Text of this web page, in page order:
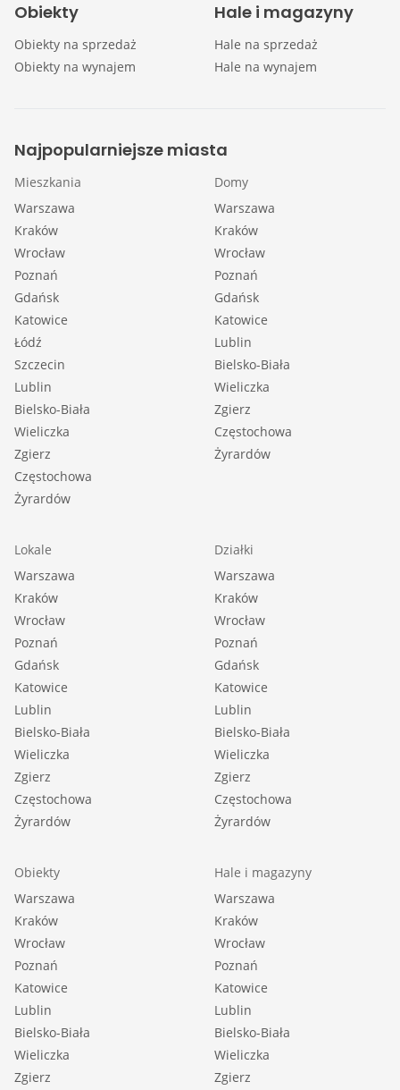
Obiekty
Obiekty na sprzedaż
Obiekty na wynajem
Hale i magazyny
Hale na sprzedaż
Hale na wynajem
Najpopularniejsze miasta
Mieszkania
Warszawa
Kraków
Wrocław
Poznań
Gdańsk
Katowice
Łódź
Szczecin
Lublin
Bielsko-Biała
Wieliczka
Zgierz
Częstochowa
Żyrardów
Domy
Warszawa
Kraków
Wrocław
Poznań
Gdańsk
Katowice
Lublin
Bielsko-Biała
Wieliczka
Zgierz
Częstochowa
Żyrardów
Lokale
Warszawa
Kraków
Wrocław
Poznań
Gdańsk
Katowice
Lublin
Bielsko-Biała
Wieliczka
Zgierz
Częstochowa
Żyrardów
Działki
Warszawa
Kraków
Wrocław
Poznań
Gdańsk
Katowice
Lublin
Bielsko-Biała
Wieliczka
Zgierz
Częstochowa
Żyrardów
Obiekty
Warszawa
Kraków
Wrocław
Poznań
Katowice
Lublin
Bielsko-Biała
Wieliczka
Zgierz
Hale i magazyny
Warszawa
Kraków
Wrocław
Poznań
Katowice
Lublin
Bielsko-Biała
Wieliczka
Zgierz